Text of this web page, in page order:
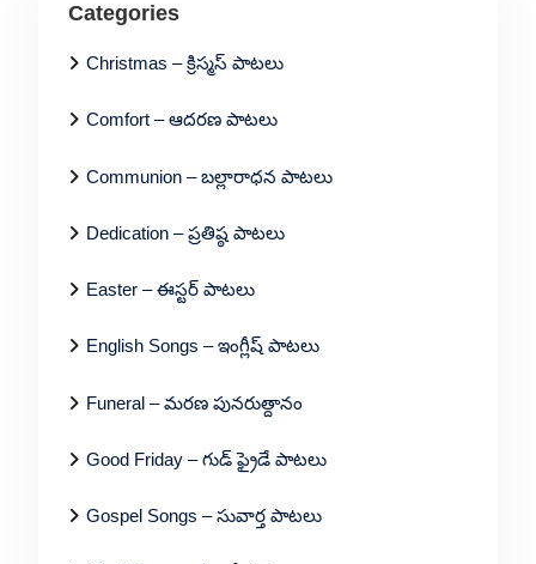
Categories
Christmas – క్రిస్మస్ పాటలు
Comfort – ఆదరణ పాటలు
Communion – బల్లారాధన పాటలు
Dedication – ప్రతిష్ఠ పాటలు
Easter – ఈస్టర్ పాటలు
English Songs – ఇంగ్లీష్ పాటలు
Funeral – మరణ పునరుత్దానం
Good Friday – గుడ్ ఫ్రైడే పాటలు
Gospel Songs – సువార్త పాటలు